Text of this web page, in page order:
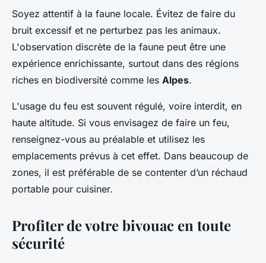
Soyez attentif à la faune locale. Évitez de faire du
bruit excessif et ne perturbez pas les animaux.
L'observation discrète de la faune peut être une
expérience enrichissante, surtout dans des régions
riches en biodiversité comme les Alpes.
L'usage du feu est souvent régulé, voire interdit, en
haute altitude. Si vous envisagez de faire un feu,
renseignez-vous au préalable et utilisez les
emplacements prévus à cet effet. Dans beaucoup de
zones, il est préférable de se contenter d’un réchaud
portable pour cuisiner.
Profiter de votre bivouac en toute
sécurité